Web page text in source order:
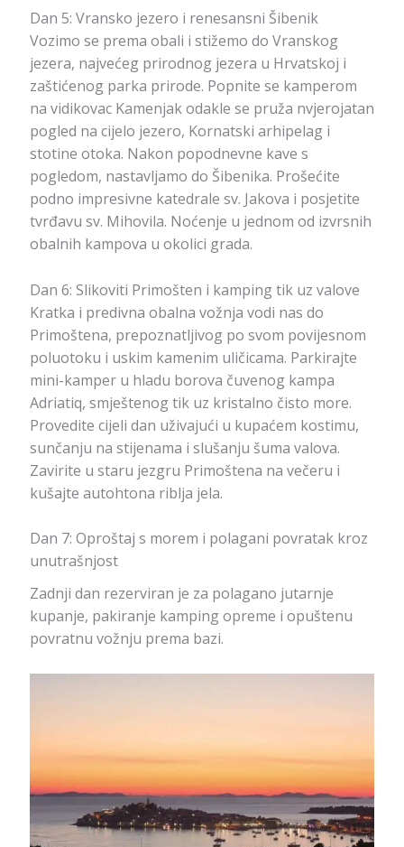
Dan 5: Vransko jezero i renesansni Šibenik
Vozimo se prema obali i stižemo do Vranskog
jezera, najvećeg prirodnog jezera u Hrvatskoj i
zaštićenog parka prirode. Popnite se kamperom
na vidikovac Kamenjak odakle se pruža nvjerojatan
pogled na cijelo jezero, Kornatski arhipelag i
stotine otoka. Nakon popodnevne kave s
pogledom, nastavljamo do Šibenika. Prošećite
podno impresivne katedrale sv. Jakova i posjetite
tvrđavu sv. Mihovila. Noćenje u jednom od izvrsnih
obalnih kampova u okolici grada.
Dan 6: Slikoviti Primošten i kamping tik uz valove
Kratka i predivna obalna vožnja vodi nas do
Primoštena, prepoznatljivog po svom povijesnom
poluotoku i uskim kamenim uličicama. Parkirajte
mini-kamper u hladu borova čuvenog kampa
Adriatiq, smještenog tik uz kristalno čisto more.
Provedite cijeli dan uživajući u kupaćem kostimu,
sunčanju na stijenama i slušanju šuma valova.
Zavirite u staru jezgru Primoštena na večeru i
kušajte autohtona riblja jela.
Dan 7: Oproštaj s morem i polagani povratak kroz
unutrašnjost
Zadnji dan rezerviran je za polagano jutarnje
kupanje, pakiranje kamping opreme i opuštenu
povratnu vožnju prema bazi.